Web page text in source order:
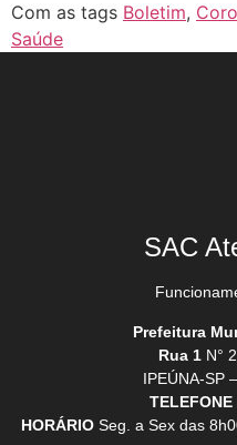
Com as tags Boletim,
Saúde
SAC
Prefeitura
Rua 1 N°
IPEÚNA-SP
TELEFONE
HORÁRIO Seg. a Sex das